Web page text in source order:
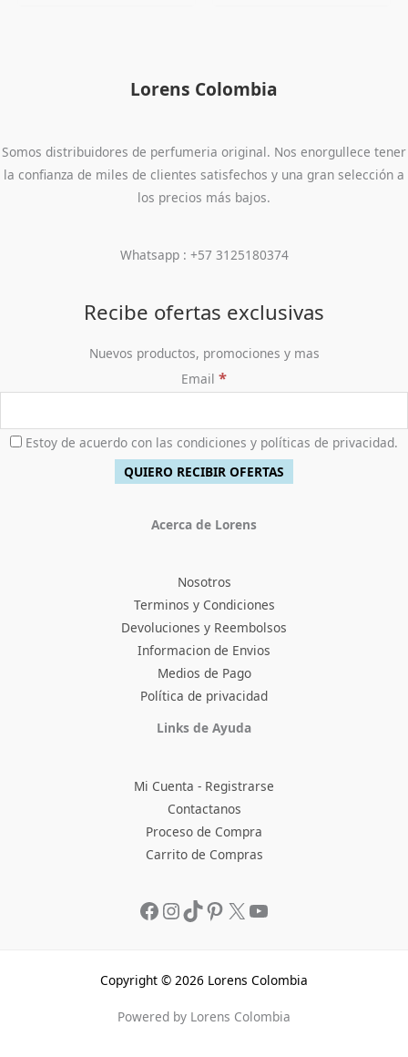
Lorens Colombia
Somos distribuidores de perfumeria original. Nos enorgullece tener
la confianza de miles de clientes satisfechos y una gran selección a
los precios más bajos.
Whatsapp : +57 3125180374
Recibe ofertas exclusivas
Nuevos productos, promociones y mas
Email *
Estoy de acuerdo con las condiciones y políticas de privacidad.
Acerca de Lorens
Nosotros
Terminos y Condiciones
Devoluciones y Reembolsos
Informacion de Envios
Medios de Pago
Política de privacidad
Links de Ayuda
Mi Cuenta - Registrarse
Contactanos
Proceso de Compra
Carrito de Compras
Facebook
Instagram
TikTokPinterest
Copyright © 2026 Lorens Colombia
Powered by Lorens Colombia